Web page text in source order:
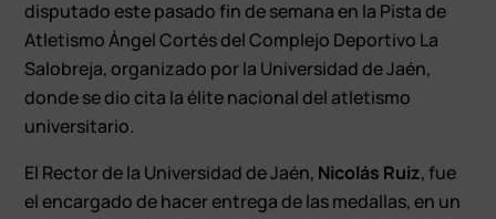
disputado este pasado fin de semana en la Pista de
Atletismo Ángel Cortés del Complejo Deportivo La
Salobreja, organizado por la Universidad de Jaén,
donde se dio cita la élite nacional del atletismo
universitario.
El Rector de la Universidad de Jaén, Nicolás Ruiz, fue
el encargado de hacer entrega de las medallas, en un